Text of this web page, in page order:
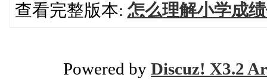
查看完整版本: 怎么理解小学成
Powered by Discuz! X3.2